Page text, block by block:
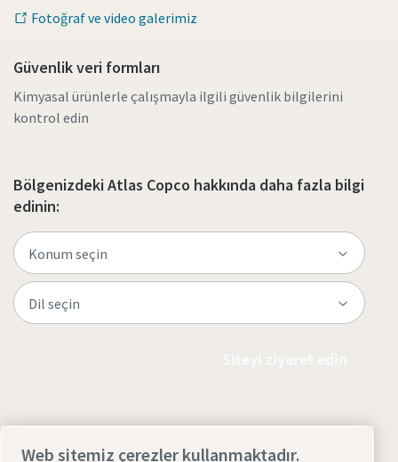
Fotoğraf ve video galerimiz
Güvenlik veri formları
Kimyasal ürünlerle çalışmayla ilgili güvenlik bilgilerini
kontrol edin
Bölgenizdeki Atlas Copco hakkında daha fazla bilgi
edinin:
Web sitemiz çerezler kullanmaktadır.